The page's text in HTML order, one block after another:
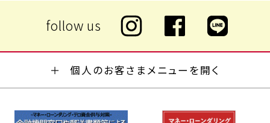
個人のお客さまメニューを開く